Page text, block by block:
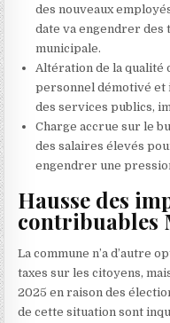
des nouveaux
date va engendrer des
municipale.
Altération de la qualité
personnel démotivé et
des services publics,
Charge accrue sur le
des salaires élevés
engendrer une
Hausse des
contribuables
La commune n’a d’autre
taxes sur les citoyens,
2025 en raison des
de cette situation sont